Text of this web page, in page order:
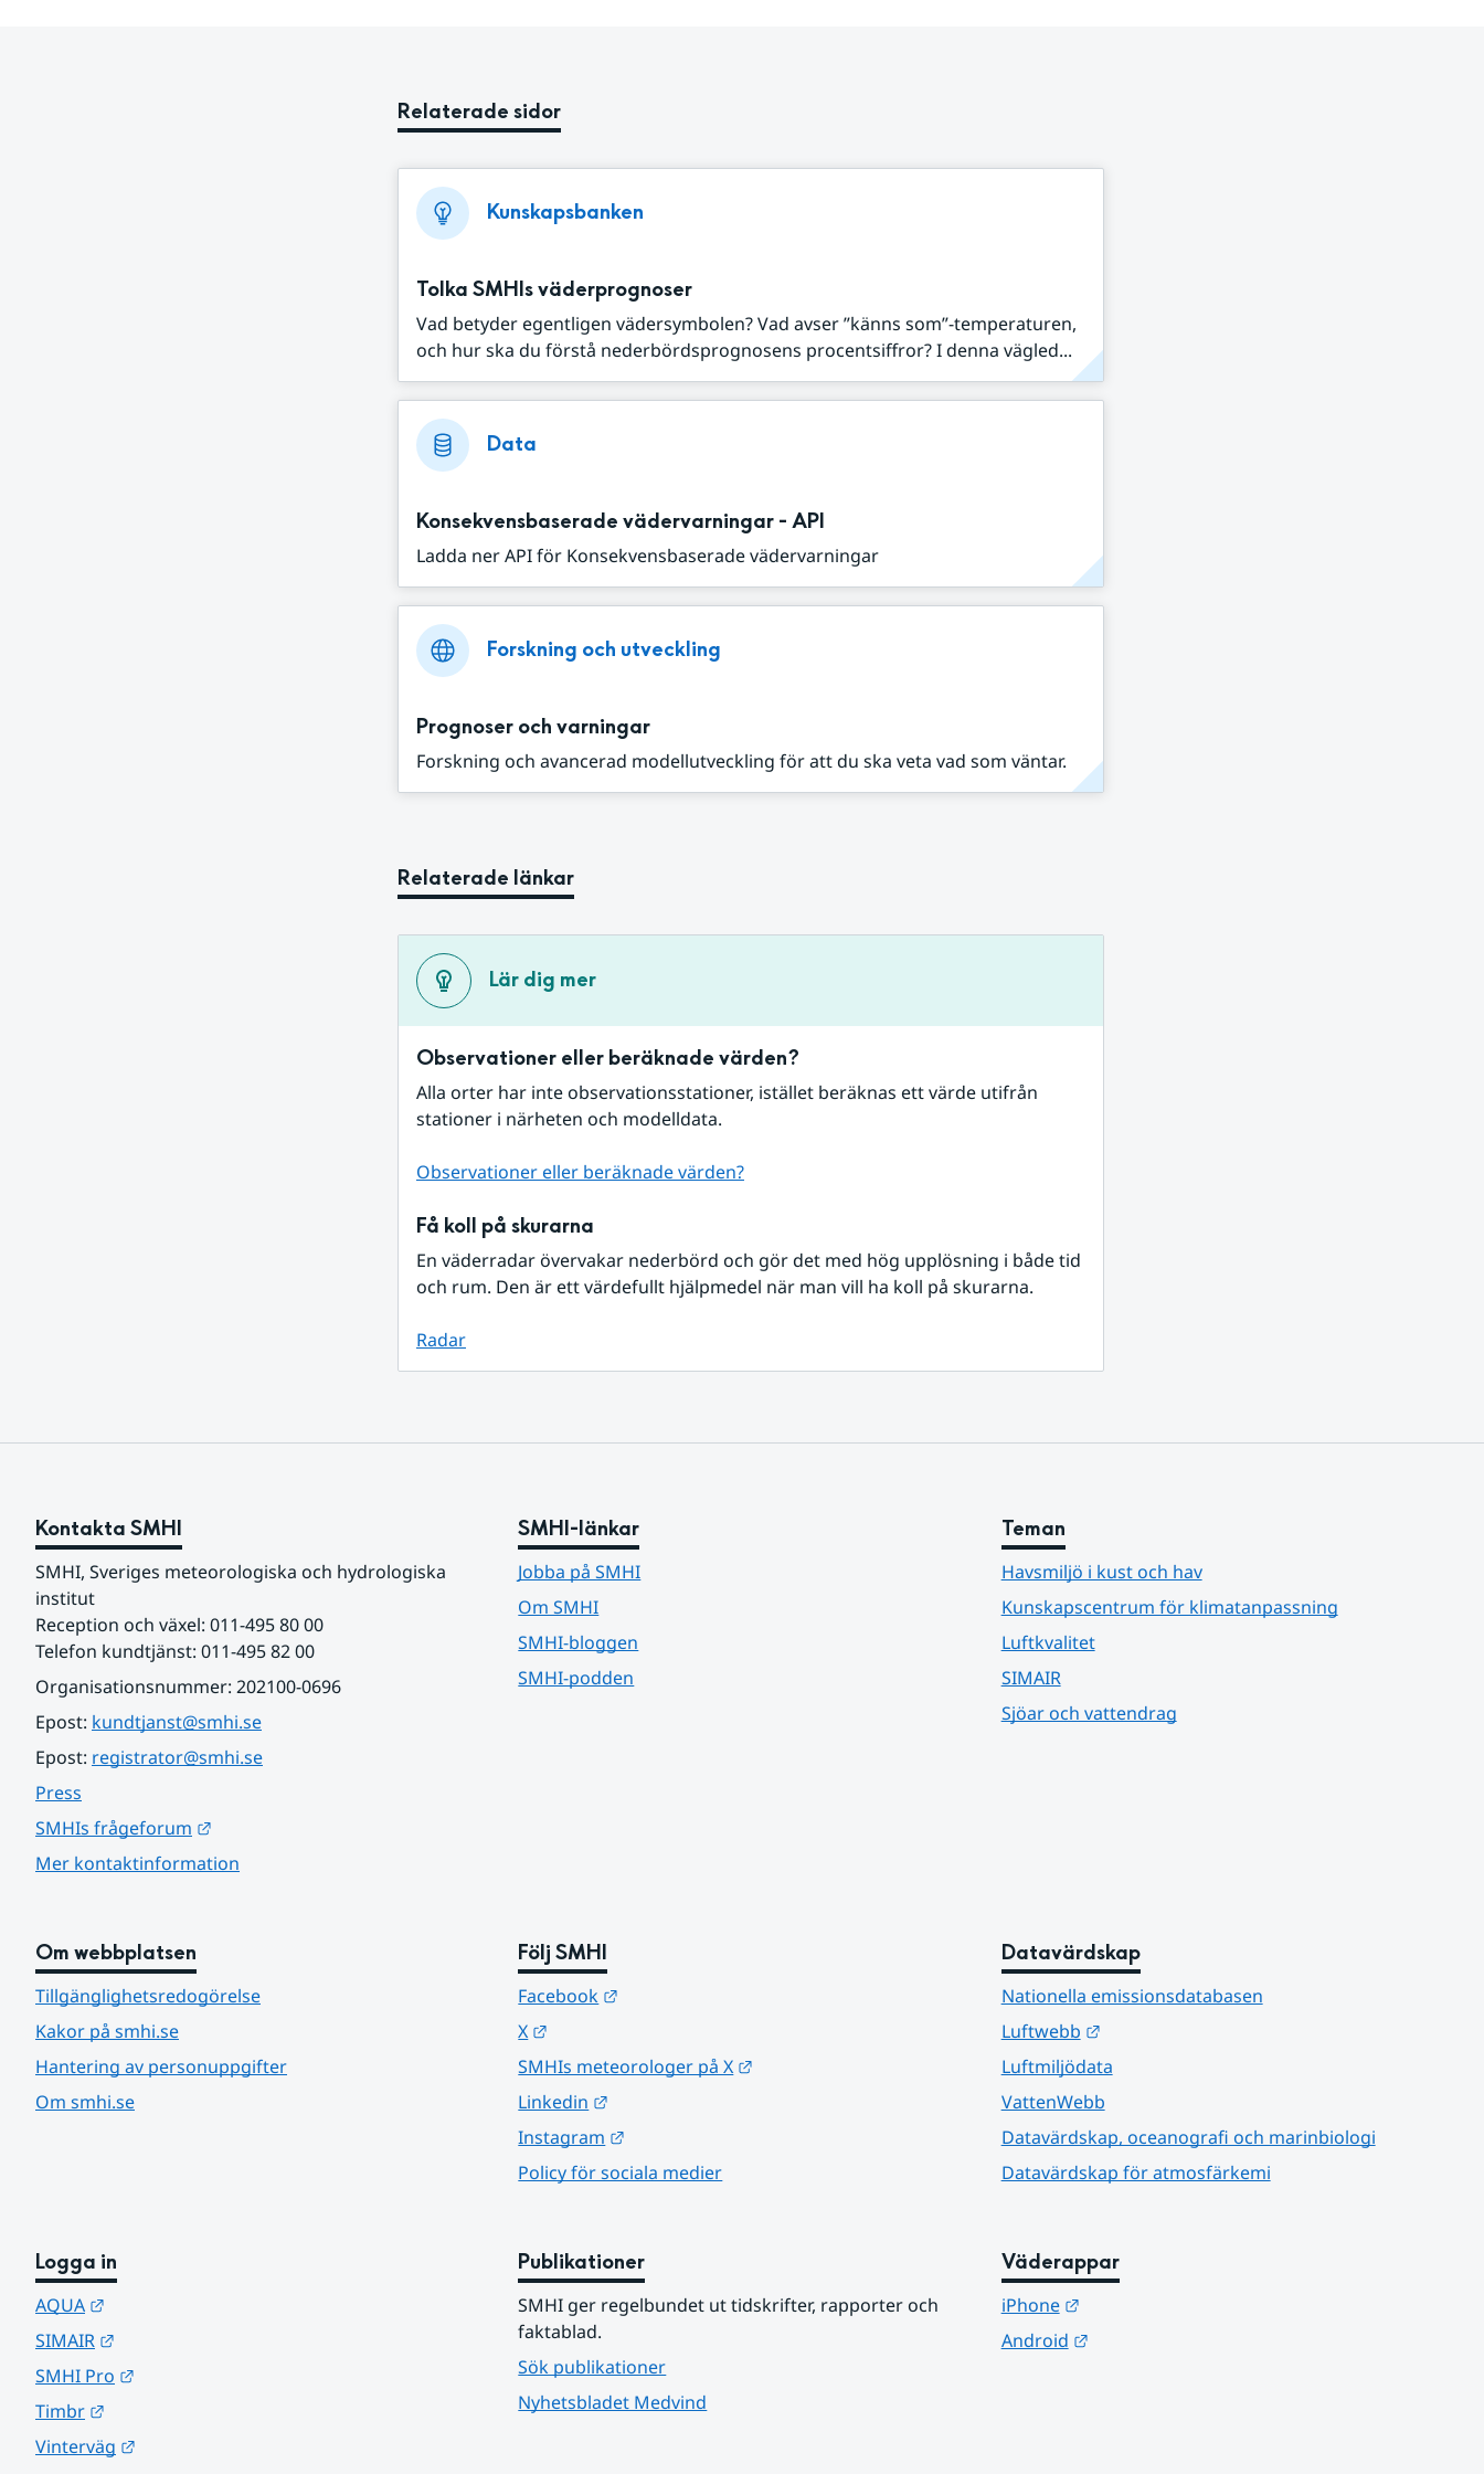
Relaterade sidor
Kunskapsbanken
Tolka SMHIs väderprognoser
Vad betyder egentligen vädersymbolen? Vad avser ”känns som”-temperaturen,
och hur ska du förstå nederbördsprognosens procentsiffror? I denna vägled...
Data
Konsekvensbaserade vädervarningar - API
Ladda ner API för Konsekvensbaserade vädervarningar
Forskning och utveckling
Prognoser och varningar
Forskning och avancerad modellutveckling för att du ska veta vad som väntar.
Relaterade länkar
Lär dig mer
Observationer eller beräknade värden?
Alla orter har inte observationsstationer, istället beräknas ett värde utifrån
stationer i närheten och modelldata.
Observationer eller beräknade värden?
Få koll på skurarna
En väderradar övervakar nederbörd och gör det med hög upplösning i både tid
och rum. Den är ett värdefullt hjälpmedel när man vill ha koll på skurarna.
Radar
Kontakta SMHI
SMHI, Sveriges meteorologiska och hydrologiska
institut
Reception och växel: 011-495 80 00
Telefon kundtjänst: 011-495 82 00
Organisationsnummer: 202100-0696
Epost: kundtjanst@smhi.se
Epost: registrator@smhi.se
Press
SMHIs frågeforum
Mer kontaktinformation
SMHI-länkar
Jobba på SMHI
Om SMHI
SMHI-bloggen
SMHI-podden
Teman
Havsmiljö i kust och hav
Kunskapscentrum för klimatanpassning
Luftkvalitet
SIMAIR
Sjöar och vattendrag
Om webbplatsen
Tillgänglighetsredogörelse
Kakor på smhi.se
Hantering av personuppgifter
Om smhi.se
Följ SMHI
Facebook
X
SMHIs meteorologer på X
Linkedin
Instagram
Policy för sociala medier
Datavärdskap
Nationella emissionsdatabasen
Luftwebb
Länk till annan webbplats.
Luftmiljödata
VattenWebb
Datavärdskap, oceanografi och marinbiologi
Datavärdskap för atmosfärkemi
Logga in
AQUA
SIMAIR
SMHI Pro
Timbr
Vinterväg
Publikationer
SMHI ger regelbundet ut tidskrifter, rapporter och
faktablad.
Sök publikationer
Nyhetsbladet Medvind
Väderappar
iPhone
Länk till annan webbplats.
Android
Länk till annan webbplats.